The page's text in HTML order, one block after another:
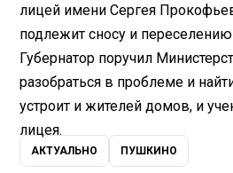
лицей имени Сергея
подлежит сносу и
Губернатор поручил
разобраться в проблеме и
устроит и жителей домов, и
лицея.
АКТУАЛЬНО ПУШКИНО